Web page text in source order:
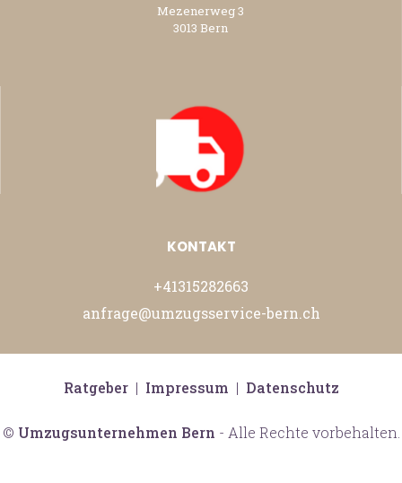
Mezenerweg 3
3013 Bern
KONTAKT
+41315282663
anfrage@umzugsservice-bern.ch
© Umzugsunternehmen Bern - Alle Rechte vorbehalten.
Ratgeber| Impressum | Datenschutz